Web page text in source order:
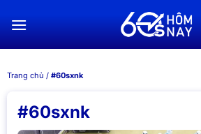
đến
Trang chủ / #60sxnk
#60sxnk